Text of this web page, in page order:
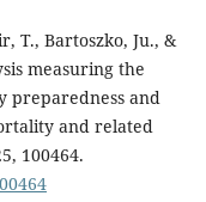
T., Bartoszko, Ju., &
measuring the
preparedness and
and related
100464.